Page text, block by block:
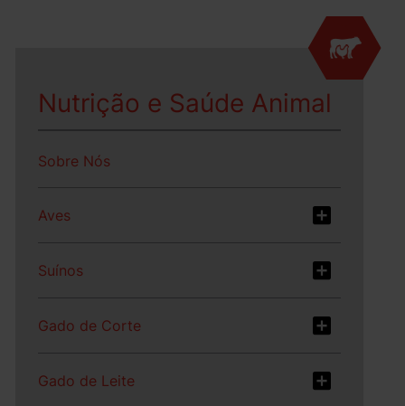
Nutrição e Saúde Animal
Sobre Nós
Aves
Suínos
Gado de Corte
Gado de Leite